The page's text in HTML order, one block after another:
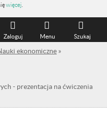
więcej
Szukaj
Menu
Zaloguj
ekonomiczne »
- prezentacja na ćwiczenia